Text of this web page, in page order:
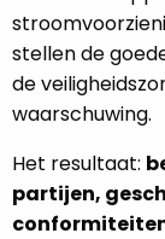
stellen de
de
waarschuwing.
Het resultaat:
partijen,